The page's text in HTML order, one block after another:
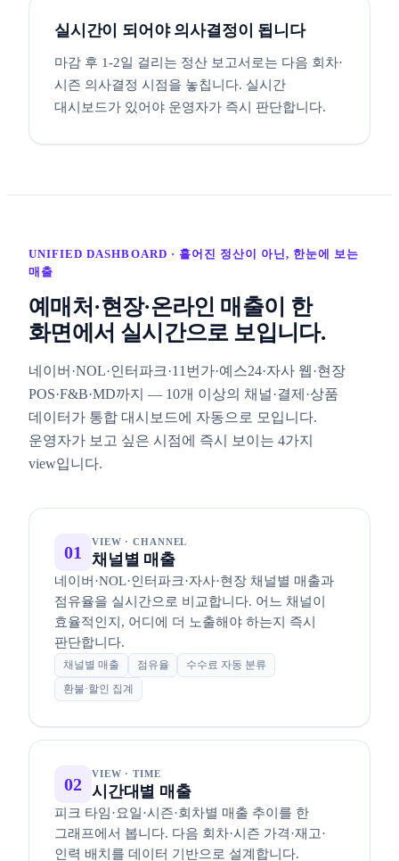
실시간이 되어야 의사결정이 됩니다
마감 후 1-2일 걸리는 정산 보고서로는 다음 회차·
시즌 의사결정 시점을 놓칩니다. 실시간
대시보드가 있어야 운영자가 즉시 판단합니다.
UNIFIED DASHBOARD · 흩어진 정산이 아닌, 한눈에 보는
매출
예매처·현장·온라인 매출이 한
화면에서 실시간으로 보입니다.
네이버·NOL·인터파크·11번가·예스24·자사 웹·현장
POS·F&B·MD까지 — 10개 이상의 채널·결제·상품
데이터가 통합 대시보드에 자동으로 모입니다.
운영자가 보고 싶은 시점에 즉시 보이는 4가지
view입니다.
01
VIEW · CHANNEL
채널별 매출
네이버·NOL·인터파크·자사·현장 채널별 매출과
점유율을 실시간으로 비교합니다. 어느 채널이
효율적인지, 어디에 더 노출해야 하는지 즉시
판단합니다.
채널별 매출 점유율
수수료 자동 분류
환불·할인 집계
02
VIEW · TIME
시간대별 매출
피크 타임·요일·시즌·회차별 매출 추이를 한
그래프에서 봅니다. 다음 회차·시즌 가격·재고·
인력 배치를 데이터 기반으로 설계합니다.